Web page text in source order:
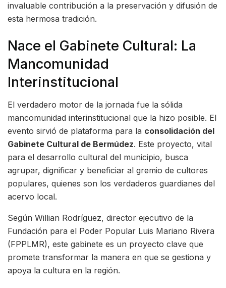
invaluable contribución a la preservación y difusión de
esta hermosa tradición.
Nace el Gabinete Cultural: La
Mancomunidad
Interinstitucional
El verdadero motor de la jornada fue la sólida
mancomunidad interinstitucional que la hizo posible. El
evento sirvió de plataforma para la consolidación del
Gabinete Cultural de Bermúdez. Este proyecto, vital
para el desarrollo cultural del municipio, busca
agrupar, dignificar y beneficiar al gremio de cultores
populares, quienes son los verdaderos guardianes del
acervo local.
Según Willian Rodríguez, director ejecutivo de la
Fundación para el Poder Popular Luis Mariano Rivera
(FPPLMR), este gabinete es un proyecto clave que
promete transformar la manera en que se gestiona y
apoya la cultura en la región.